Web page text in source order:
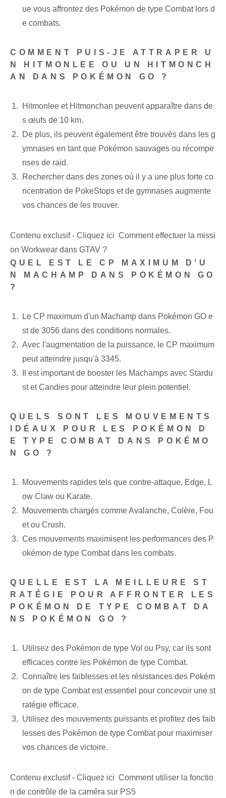
ue vous affrontez des Pokémon de type Combat lors d
e combats.
COMMENT PUIS-JE ATTRAPER U
N HITMONLEE OU UN HITMONCH
AN DANS POKÉMON GO ?
Hitmonlee et Hitmonchan peuvent apparaître dans de
s œufs de 10 km.
De plus, ils peuvent également être trouvés dans les g
ymnases en tant que Pokémon sauvages ou récompe
nses de raid.
Rechercher dans des zones où il y a une plus forte co
ncentration de PokeStops et de gymnases augmente
vos chances de les trouver.
Contenu exclusif - Cliquez ici Comment effectuer la missi
on Workwear dans GTAV ?
QUEL EST LE CP MAXIMUM D'U
N MACHAMP DANS POKÉMON GO
?
Le CP maximum d'un Machamp dans Pokémon GO e
st de 3056 dans des conditions normales.
Avec l'augmentation de la puissance, le CP maximum
peut atteindre jusqu'à 3345.
Il est important de booster les Machamps avec Stardu
st et Candies pour atteindre leur plein potentiel.
QUELS SONT LES MOUVEMENTS
IDÉAUX POUR LES POKÉMON D
E TYPE COMBAT DANS POKÉMO
N GO ?
Mouvements rapides tels que contre-attaque, Edge, L
ow Claw ou Karate.
Mouvements chargés comme Avalanche, Colère, Fou
et ou Crush.
Ces mouvements maximisent les performances des P
okémon de type Combat dans les combats.
QUELLE EST LA MEILLEURE ST
RATÉGIE POUR AFFRONTER LES
POKÉMON DE TYPE COMBAT DA
NS POKÉMON GO ?
Utilisez des Pokémon de type Vol ou Psy, car ils sont
efficaces contre les Pokémon de type Combat.
Connaître les faiblesses et les résistances des Pokém
on de type Combat est essentiel pour concevoir une st
ratégie efficace.
Utilisez des mouvements puissants et profitez des faib
lesses des Pokémon de type Combat pour maximiser
vos chances de victoire.
Contenu exclusif - Cliquez ici Comment utiliser la fonctio
n de contrôle de la caméra sur PS5